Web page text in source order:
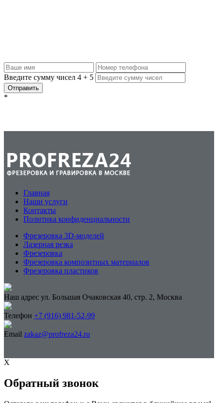
Введите сумму чисел 4 + 5
Отправить
*
Главная
Наши услуги
Контакты
Политика конфиденциальности
Фрезеровка 3D-моделей
Лазерная резка
Фрезеровка
Фрезеровка композитных материалов
Фрезеровка пластиков
Наш адрес ул. Большая Очаковская 40, стр. 2, Москва
Телефон +7 (916) 981-52-99
Email zakaz@profreza24.ru
X
Обратный звонок